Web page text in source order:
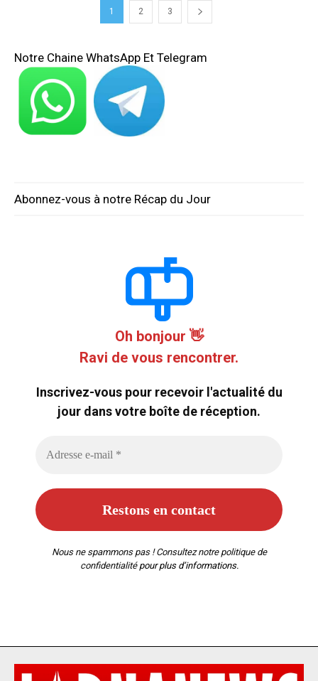
1 2 3
Notre Chaine WhatsApp Et Telegram
Abonnez-vous à notre Récap du Jour
Oh bonjour 👋
Ravi de vous rencontrer.
Inscrivez-vous pour recevoir l'actualité du
jour dans votre boîte de réception.
Nous ne spammons pas ! Consultez notre politique de
confidentialitépour plus d’informations.